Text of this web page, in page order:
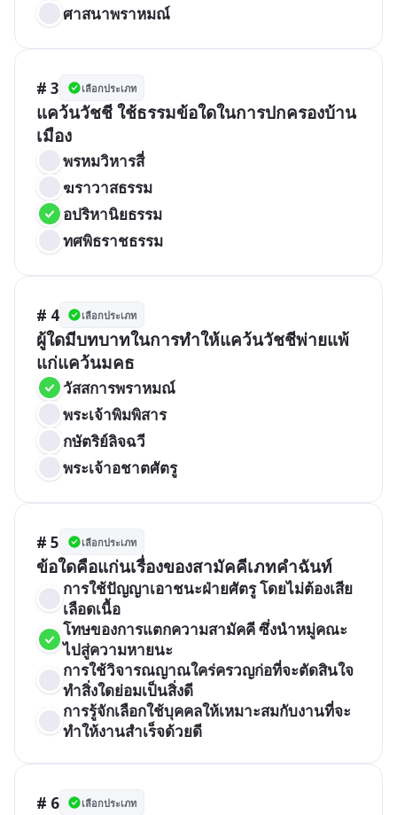
ศาสนาพราหมณ์
# 3 เลือกประเภท
แคว้นวัชชี ใช้ธรรมข้อใดในการปกครองบ้าน
เมือง
พรหมวิหารสี่
ฆราวาสธรรม
อปริหานิยธรรม
ทศพิธราชธรรม
# 4 เลือกประเภท
ผู้ใดมีบทบาทในการทำให้แคว้นวัชชีพ่ายแพ้
วัสสการพราหมณ์
พระเจ้าพิมพิสาร
กษัตริย์ลิจฉวี
พระเจ้าอชาตศัตรู
# 5 เลือกประเภท
การใช้ปัญญาเอาชนะฝ่ายศัตรู โดยไม่ต้องเสีย
เลือดเนื้อ
โทษของการแตกความสามัคคี ซึ่งนำหมู่คณะ
ไปสู่ความหายนะ
การใช้วิจารณญาณใคร่ครวญก่อที่จะตัดสินใจ
ทำสิ่งใดย่อมเป็นสิ่งดี
การรู้จักเลือกใช้บุคคลให้เหมาะสมกับงานที่จะ
ทำให้งานสำเร็จด้วยดี
# 6 เลือกประเภท